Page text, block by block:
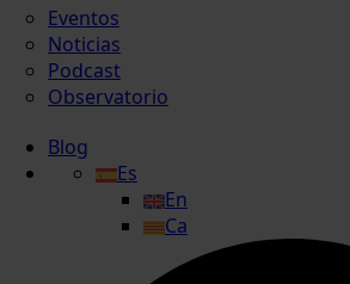
Eventos
Noticias
Podcast
Observatorio
Blog
Es
En
Ca